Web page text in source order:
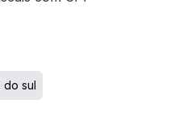
do sul